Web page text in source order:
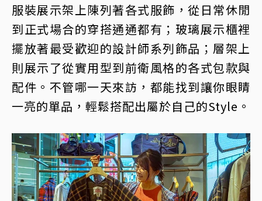
服裝展示架上陳列著各式服飾，從日常休閒
到正式場合的穿搭通通都有；玻璃展示櫃裡
擺放著最受歡迎的設計師系列飾品；層架上
則展示了從實用型到前衛風格的各式包款與
配件。不管哪一天來訪，都能找到讓你眼睛
一亮的單品，輕鬆搭配出屬於自己的Style。